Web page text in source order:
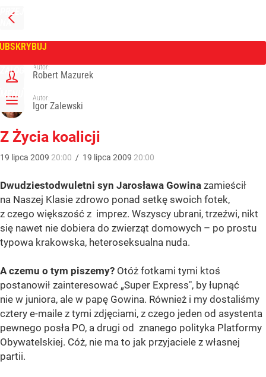
PRZEJDŹ
NA
GŁÓWNĄ
ZALOGUJ
MENU
Tygodnik Wprost
Autor:
Robert Mazurek
Autor:
Igor Zalewski
Z Życia koalicji
19 lipca 2009 20:00 / 19 lipca 2009 20:00
Dwudziestodwuletni syn Jarosława Gowina zamieścił
na Naszej Klasie zdrowo ponad setkę swoich fotek,
z czego większość z imprez. Wszyscy ubrani, trzeźwi, nikt
się nawet nie dobiera do zwierząt domowych – po prostu
typowa krakowska, heteroseksualna nuda.
A czemu o tym piszemy? Otóż fotkami tymi ktoś
postanowił zainteresować „Super Express", by łupnąć
nie w juniora, ale w papę Gowina. Również i my dostaliśmy
cztery e-maile z tymi zdjęciami, z czego jeden od asystenta
pewnego posła PO, a drugi od znanego polityka Platformy
Obywatelskiej. Cóż, nie ma to jak przyjaciele z własnej
partii.